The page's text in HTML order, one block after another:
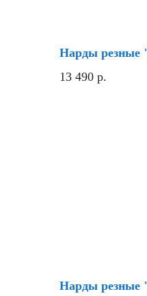
Нарды резные
13 490 р.
Нарды резные